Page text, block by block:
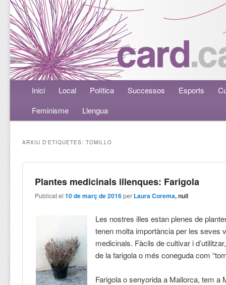
Menú principalAneu al contingut principal
Aneu al contingut secundari
Inici Local Política Successos Esports
Feminisme
Llengua
ARXIU D'ETIQUETES:TOMILLO
Plantes medicinals illenques: Farigola
Publicat el10 de març de 2016 per Laura Corema, null
Les nostres illes estan plenes de
tenen molta importància per les seves
medicinals. Fàcils de cultivar i
de la farigola o més coneguda com
Farigola o senyorida a Mallorca, tem a